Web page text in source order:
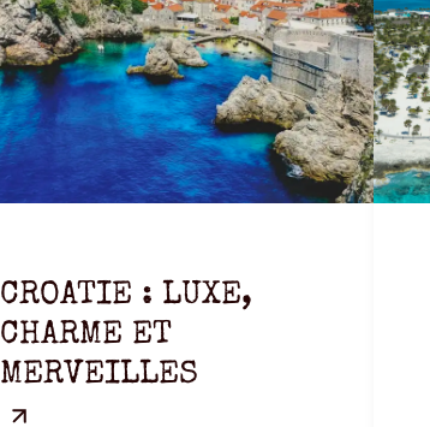
CROATIE : LUXE,
CHARME ET
MERVEILLES